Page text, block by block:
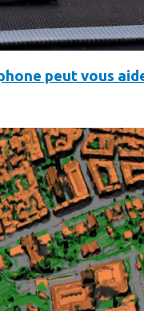
les pros ?
peut vous